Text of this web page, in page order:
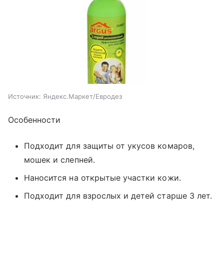
Источник: Яндекс.Маркет/Евродез
Особенности
Подходит для защиты от укусов комаров,
мошек и слепней.
Наносится на открытые участки кожи.
Подходит для взрослых и детей старше 3 лет.